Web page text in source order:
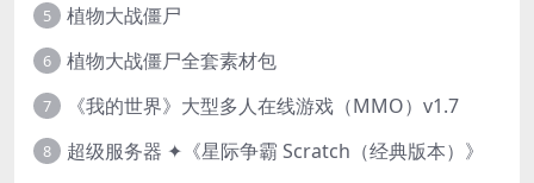
5 植物大战僵尸
6 植物大战僵尸全套素材包
7 《我的世界》大型多人在线游戏（MMO）v1.7
8
超级服务器 ✦《星际争霸 Scratch（经典版本）》